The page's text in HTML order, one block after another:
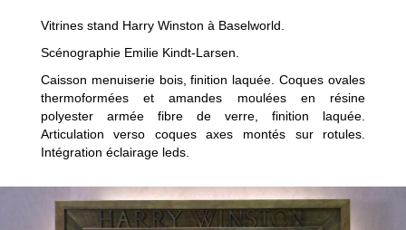
FACEBOOK
Vitrines stand Harry Winston à Baselworld.
Scénographie Emilie Kindt-Larsen.
Caisson menuiserie bois, finition laquée. Coques ovales
thermoformées et amandes moulées en résine
polyester armée fibre de verre, finition laquée.
Articulation verso coques axes montés sur rotules.
Intégration éclairage leds.